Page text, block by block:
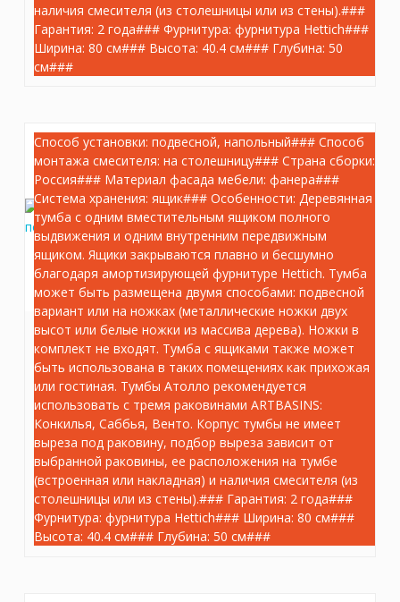
наличия смесителя (из столешницы или из стены).###
Гарантия: 2 года### Фурнитура: фурнитура Hettich###
Ширина: 80 см### Высота: 40.4 см### Глубина: 50
см###
– + шт.
Способ установки: подвесной, напольный### Способ
монтажа смесителя: на столешницу### Страна сборки:
Россия### Материал фасада мебели: фанера###
Система хранения: ящик### Особенности: Деревянная
тумба с одним вместительным ящиком полного
выдвижения и одним внутренним передвижным
ящиком. Ящики закрываются плавно и бесшумно
благодаря амортизирующей фурнитуре Hettich. Тумба
может быть размещена двумя способами: подвесной
вариант или на ножках (металлические ножки двух
высот или белые ножки из массива дерева). Ножки в
комплект не входят. Тумба с ящиками также может
быть использована в таких помещениях как прихожая
или гостиная. Тумбы Атолло рекомендуется
использовать с тремя раковинами ARTBASINS:
Конкилья, Саббья, Венто. Корпус тумбы не имеет
выреза под раковину, подбор выреза зависит от
выбранной раковины, ее расположения на тумбе
(встроенная или накладная) и наличия смесителя (из
столешницы или из стены).### Гарантия: 2 года###
Фурнитура: фурнитура Hettich### Ширина: 80 см###
Высота: 40.4 см### Глубина: 50 см###
AT.80/WD Тумба Atollo/Атолло напольная/
подвесная с ящиком 80, деревянная
Артикул:AT.80/WD
Вес: 33.5 кг
18 371.98 руб.
– + шт.